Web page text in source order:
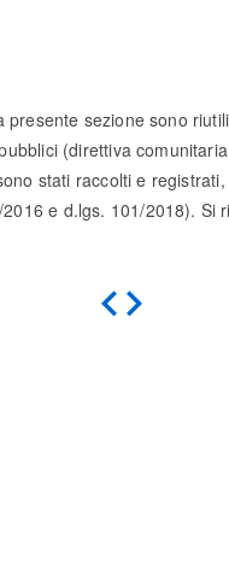
sezione sono
(direttiva
stati raccolti e
e d.lgs. 101/2018). Si
Indietro